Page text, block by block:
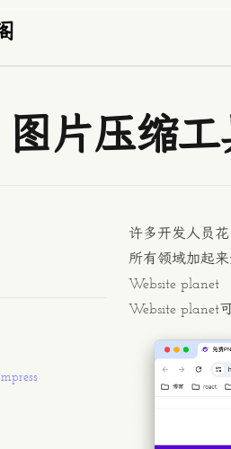
图片压缩
许多开发人员
所有领域加起来
Website planet
Website planet